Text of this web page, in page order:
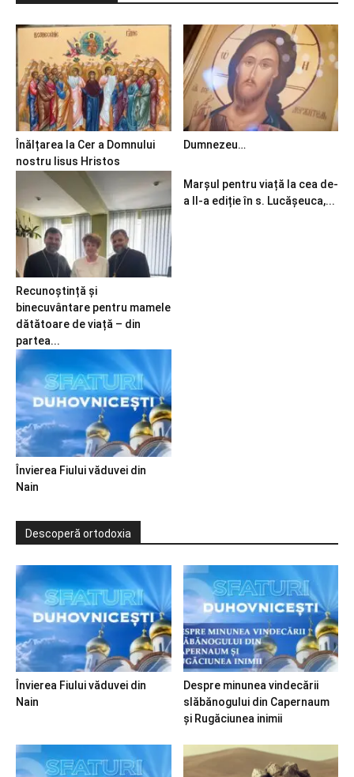
Înălțarea la Cer a Domnului
nostru Iisus Hristos
Dumnezeu…
Recunoștință și
binecuvântare pentru mamele
dătătoare de viață – din
partea...
Marșul pentru viață la cea de-
a II-a ediție în s. Lucășeuca,...
Învierea Fiului văduvei din
Nain
Descoperă ortodoxia
Învierea Fiului văduvei din
Nain
Despre minunea vindecării
slăbănogului din Capernaum
și Rugăciunea inimii